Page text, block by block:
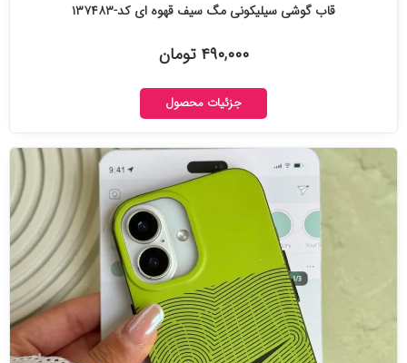
قاب گوشی سیلیکونی مگ سیف قهوه ای کد-۱۳۷۴۸۳
۴۹۰,۰۰۰ تومان
جزئیات محصول